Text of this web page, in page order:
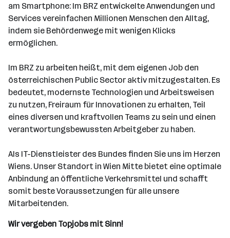
am Smartphone: Im BRZ entwickelte Anwendungen und
Services vereinfachen Millionen Menschen den Alltag,
indem sie Behördenwege mit wenigen Klicks
ermöglichen.
Im BRZ zu arbeiten heißt, mit dem eigenen Job den
österreichischen Public Sector aktiv mitzugestalten. Es
bedeutet, modernste Technologien und Arbeitsweisen
zu nutzen, Freiraum für Innovationen zu erhalten, Teil
eines diversen und kraftvollen Teams zu sein und einen
verantwortungsbewussten Arbeitgeber zu haben.
Als IT-Dienstleister des Bundes finden Sie uns im Herzen
Wiens. Unser Standort in Wien Mitte bietet eine optimale
Anbindung an öffentliche Verkehrsmittel und schafft
somit beste Voraussetzungen für alle unsere
Mitarbeitenden.
Wir vergeben Topjobs mit Sinn!